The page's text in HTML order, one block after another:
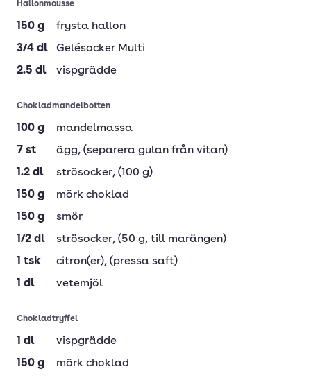
Hallonmousse
150 g
frysta hallon
3/4 dl
Gelésocker Multi
2.5 dl vispgrädde
Chokladmandelbotten
100 g
mandelmassa
7 st ägg, (separera gulan från vitan)
1.2 dl strösocker, (100 g)
150 g
mörk choklad
150 g
smör
1/2 dl strösocker, (50 g, till marängen)
1 tsk citron(er), (pressa saft)
1 dl vetemjöl
Chokladtryffel
1 dl
vispgrädde
150 g
mörk choklad